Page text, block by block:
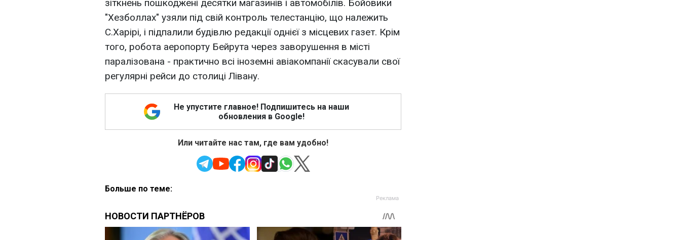
зіткнень пошкоджені десятки магазинів і автомобілів. Бойовики
"Хезболлах" узяли під свій контроль телестанцію, що належить
С.Харірі, і підпалили будівлю редакції однієї з місцевих газет. Крім
того, робота аеропорту Бейрута через заворушення в місті
паралізована - практично всі іноземні авіакомпанії скасували свої
регулярні рейси до столиці Лівану.
Не упустите главное! Подпишитесь на наши
обновления в Google!
Или читайте нас там, где вам удобно!
Больше по теме: